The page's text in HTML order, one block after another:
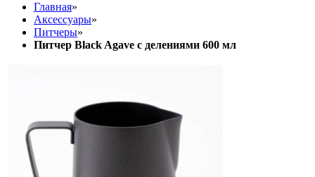
Главная»
Аксессуары»
Питчеры»
Питчер Black Agave с делениями 600 мл